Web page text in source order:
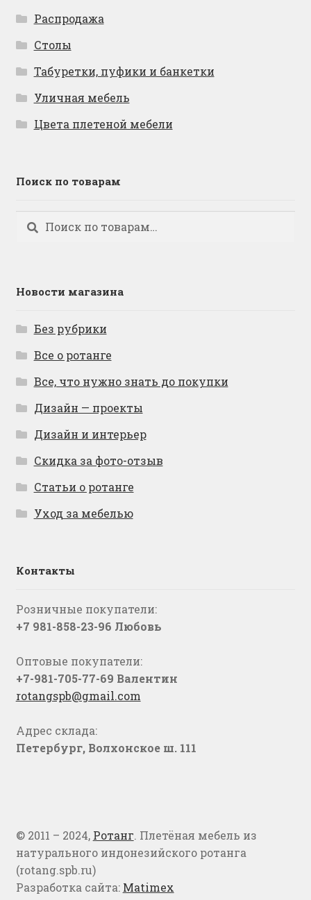
Распродажа
Столы
Табуретки, пуфики и банкетки
Уличная мебель
Цвета плетеной мебели
Поиск по товарам
Искать:
Поиск
Новости магазина
Без рубрики
Все о ротанге
Все, что нужно знать до покупки
Дизайн — проекты
Дизайн и интерьер
Скидка за фото-отзыв
Статьи о ротанге
Уход за мебелью
Контакты
Розничные покупатели:
+7 981-858-23-96 Любовь
Оптовые покупатели:
+7-981-705-77-69 Валентин
rotangspb@gmail.com
Адрес склада:
Петербург, Волхонское ш. 111
© 2011 – 2024, Ротанг. Плетёная мебель из
натурального индонезийского ротанга
(rotang.spb.ru)
Разработка сайта: Matimex